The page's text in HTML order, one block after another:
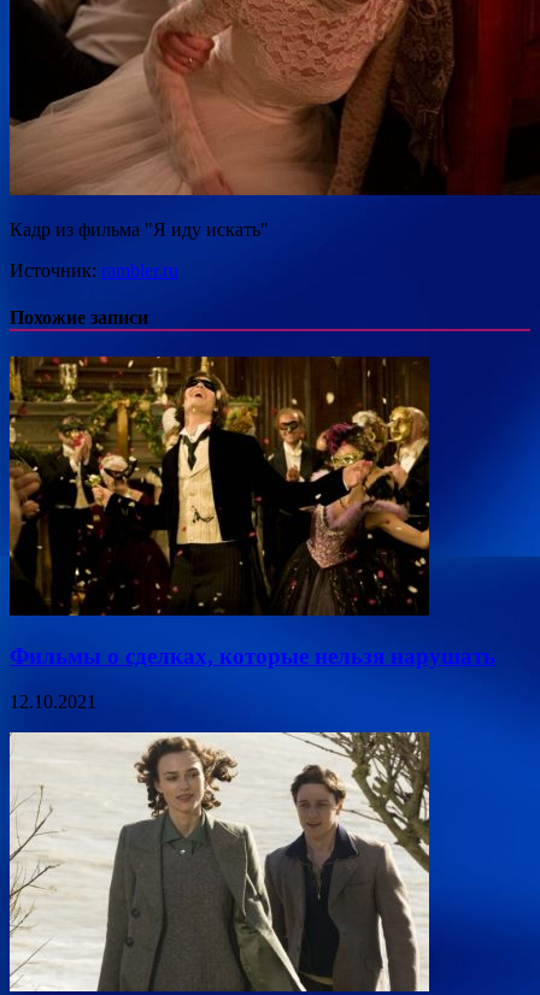
Кадр из фильма "Я иду искать"
Источник: rambler.ru
Похожие записи
Фильмы о сделках, которые нельзя нарушать
12.10.2021